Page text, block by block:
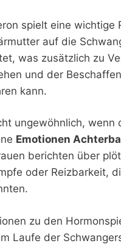
spielt eine wichtige
auf die
was zusätzlich zu
und der
kann.
ungewöhnlich, wenn
Emotionen
berichten über
oder Reizbarkeit,
zu den
Laufe der